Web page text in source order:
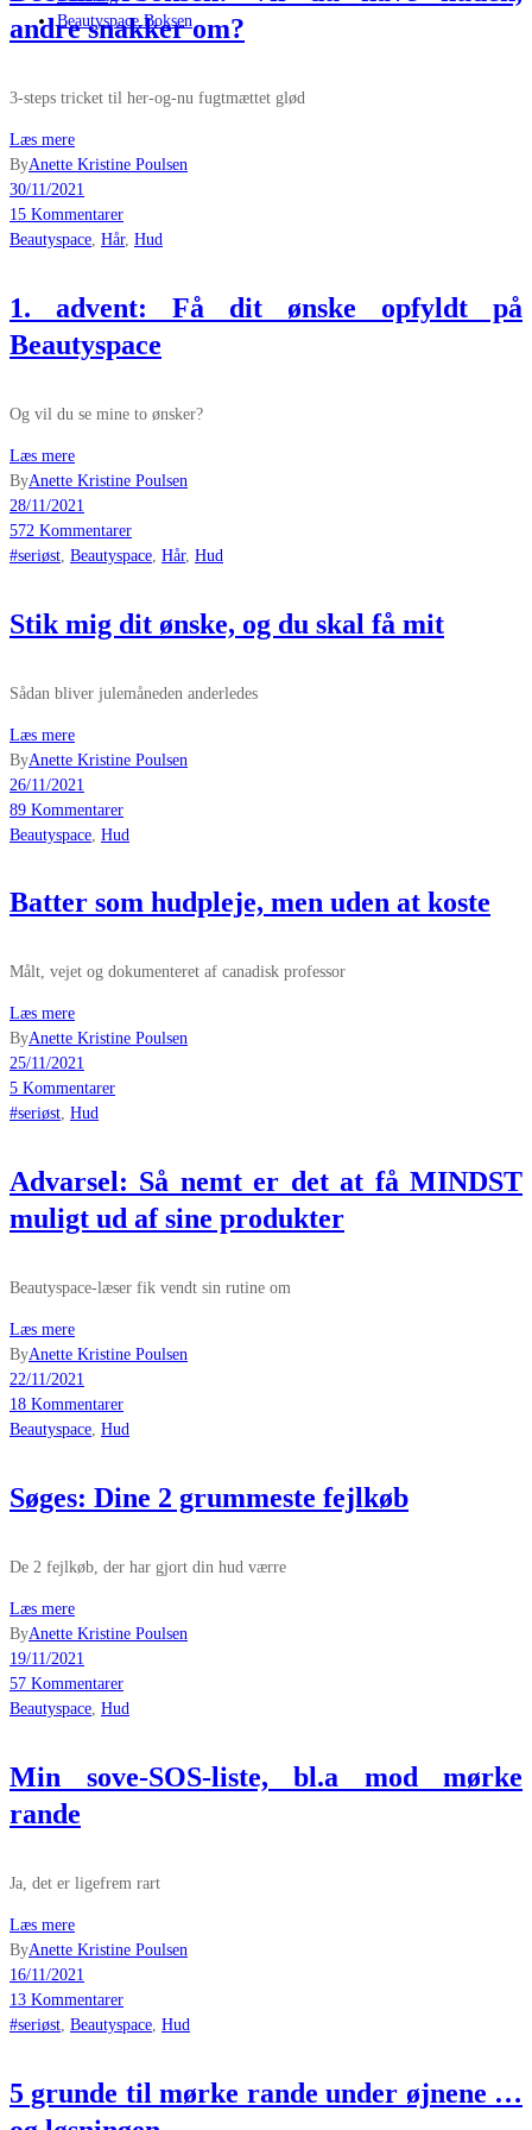
Beautyspace Boksen
andre snakker om?
3-steps tricket til her-og-nu fugtmættet glød
Læs mere
ByAnette Kristine Poulsen
30/11/2021
15 Kommentarer
Beautyspace Hår, Hud
1. advent: Få dit ønske opfyldt på
Beautyspace
Og vil du se mine to ønsker?
Læs mere
ByAnette Kristine Poulsen
28/11/2021
572 Kommentarer
#seriøst Beautyspace Hår, Hud
Stik mig dit ønske, og du skal få mit
Sådan bliver julemåneden anderledes
Læs mere
ByAnette Kristine Poulsen
26/11/2021
89 Kommentarer
Beautyspace Hud
Batter som hudpleje, men uden at koste
Målt, vejet og dokumenteret af canadisk professor
Læs mere
ByAnette Kristine Poulsen
25/11/2021
5 Kommentarer
#seriøst, Hud
Advarsel: Så nemt er det at få MINDST
muligt ud af sine produkter
Beautyspace-læser fik vendt sin rutine om
Læs mere
ByAnette Kristine Poulsen
22/11/2021
18 Kommentarer
Beautyspace, Hud
Søges: Dine 2 grummeste fejlkøb
De 2 fejlkøb, der har gjort din hud værre
Læs mere
ByAnette Kristine Poulsen
19/11/2021
57 Kommentarer
Beautyspace Hud
Min sove-SOS-liste, bl.a mod mørke
rande
Ja, det er ligefrem rart
Læs mere
ByAnette Kristine Poulsen
16/11/2021
13 Kommentarer
#seriøst Beautyspace Hud
5 grunde til mørke rande under øjnene …